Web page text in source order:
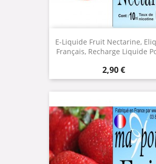
E-Liquide Fruit Nectarine,
Français, Recharge Liquide
Prix
2,90 €